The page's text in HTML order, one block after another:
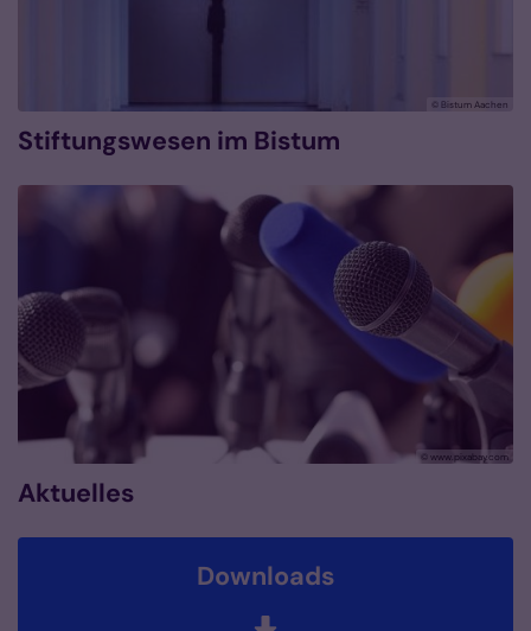
© Bistum Aachen
Stiftungswesen im Bistum
© www.pixabay.com
Aktuelles
Downloads